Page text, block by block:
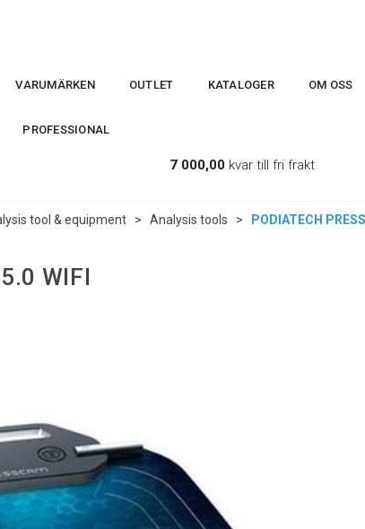
VARUMÄRKEN OUTLET KATALOGER OM OSS
PROFESSIONAL
7 000,00 kvar till fri frakt
tool & equipment > Analysis tools > PODIATECH
WIFI